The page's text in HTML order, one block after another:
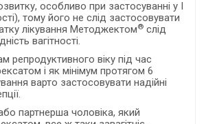
особливо при застосуванні у I
тому його не слід застосовувати
лікування Методжектом® слід
вагітності.
репродуктивного віку під час
і як мінімум протягом 6
варто застосовувати надійні
партнерша чоловіка, який